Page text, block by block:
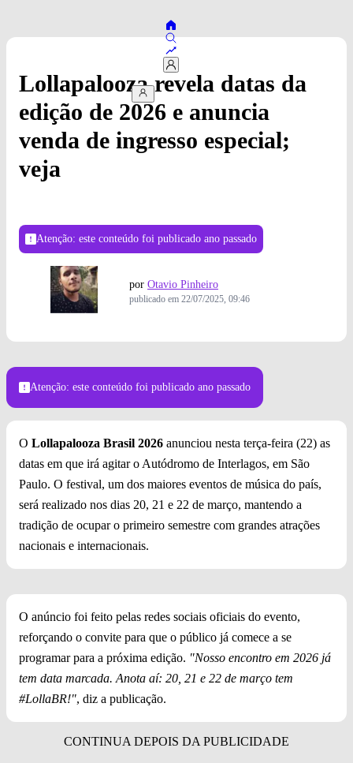
Lollapalooza revela datas da
edição de 2026 e anuncia
venda de ingresso especial;
veja
Atenção: este conteúdo foi publicado ano passado
por Otavio Pinheiro
publicado em 22/07/2025, 09:46
Atenção: este conteúdo foi publicado ano passado
O Lollapalooza Brasil 2026 anunciou nesta terça-feira (22) as
datas em que irá agitar o Autódromo de Interlagos, em São
Paulo. O festival, um dos maiores eventos de música do país,
será realizado nos dias 20, 21 e 22 de março, mantendo a
tradição de ocupar o primeiro semestre com grandes atrações
nacionais e internacionais.
O anúncio foi feito pelas redes sociais oficiais do evento,
reforçando o convite para que o público já comece a se
programar para a próxima edição. "Nosso encontro em 2026 já
tem data marcada. Anota aí: 20, 21 e 22 de março tem
#LollaBR!", diz a publicação.